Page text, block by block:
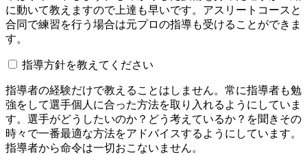
に動いて教えますので上達も早いです。アスリートコースと
合同で練習を行う場合は元プロの指導も受けることができま
す。
指導方針を教えてください
指導者の経験だけで教えることはしません。常に指導者も勉
強をして選手個人に合った方法を取り入れるようにしていま
す。選手がどうしたいのか？どう考えているか？を聞きその
時々で一番最適な方法をアドバイスするようにしています。
指導者から命令は一切おこないません。